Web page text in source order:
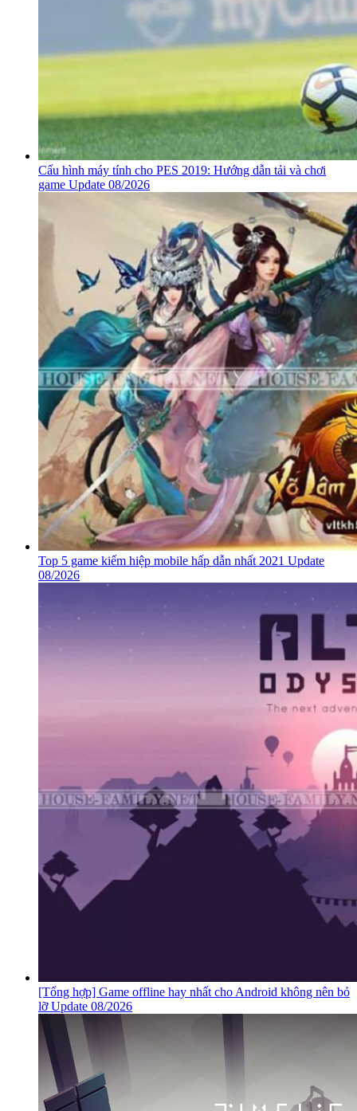
Cấu hình máy tính cho PES 2019: Hướng dẫn tải và chơi
game Update 08/2026
Top 5 game kiếm hiệp mobile hấp dẫn nhất 2021 Update
08/2026
[Tổng hợp] Game offline hay nhất cho Android không nên bỏ
lỡ Update 08/2026